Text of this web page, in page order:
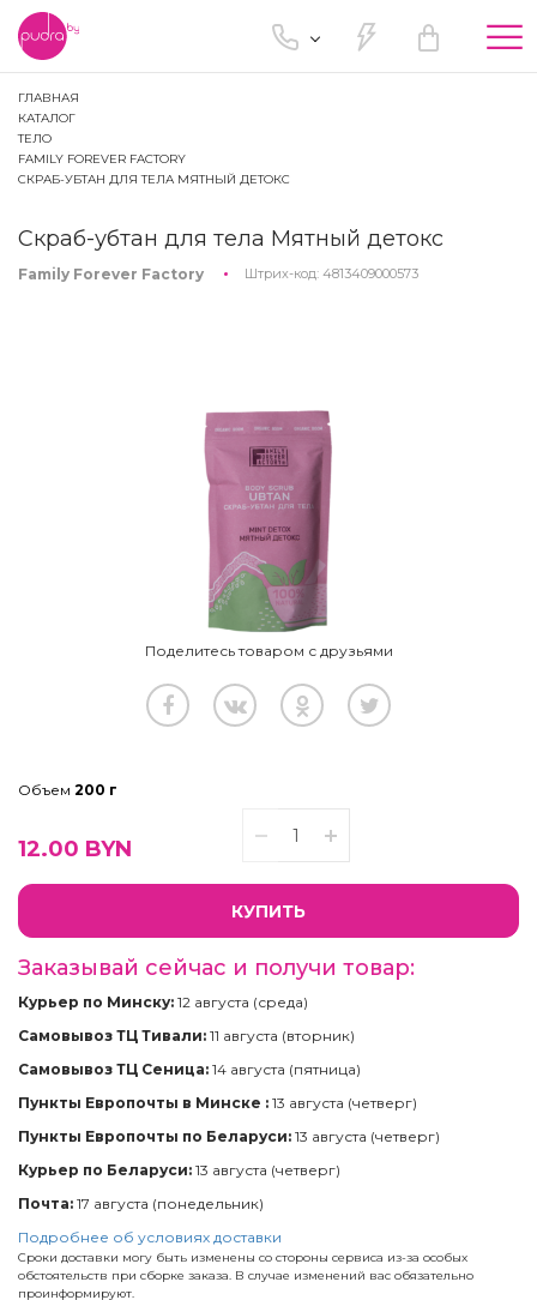
ГЛАВНАЯ
КАТАЛОГ
ТЕЛО
FAMILY FOREVER FACTORY
СКРАБ-УБТАН ДЛЯ ТЕЛА МЯТНЫЙ ДЕТОКС
Скраб-убтан для тела Мятный детокс
Family Forever Factory Штрих-код: 4813409000573
Поделитесь товаром с друзьями
Объем 200 г
12.00 BYN
КУПИТЬ
Заказывай сейчас и получи товар:
Курьер по Минску: 12 августа (среда)
Самовывоз ТЦ Тивали: 11 августа (вторник)
Самовывоз ТЦ Сеница: 14 августа (пятница)
Пункты Европочты в Минске : 13 августа (четверг)
Пункты Европочты по Беларуси: 13 августа (четверг)
Курьер по Беларуси: 13 августа (четверг)
Почта: 17 августа (понедельник)
Подробнее об условиях доставки
Сроки доставки могу быть изменены со стороны сервиса из-за особых
обстоятельств при сборке заказа. В случае изменений вас обязательно
проинформируют.